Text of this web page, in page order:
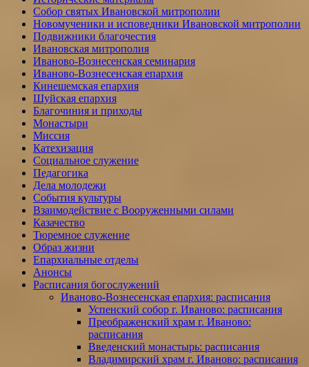
Собор святых Ивановской митрополии
Новомученики и исповедники Ивановской митрополии
Подвижники благочестия
Ивановская митрополия
Иваново-Вознесенская семинария
Иваново-Вознесенская епархия
Кинешемская епархия
Шуйская епархия
Благочиния и приходы
Монастыри
Миссия
Катехизация
Социальное служение
Педагогика
Дела молодежи
События культуры
Взаимодействие с Вооруженными силами
Казачество
Тюремное служение
Образ жизни
Епархиальные отделы
Анонсы
Расписания богослужений
Иваново-Вознесенская епархия: расписания
Успенский собор г. Иваново: расписания
Преображенский храм г. Иваново:
расписания
Введенский монастырь: расписания
Владимирский храм г. Иваново: расписания